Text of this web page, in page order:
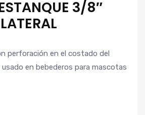
3/8″
perforación en el costado del
en bebederos para mascotas